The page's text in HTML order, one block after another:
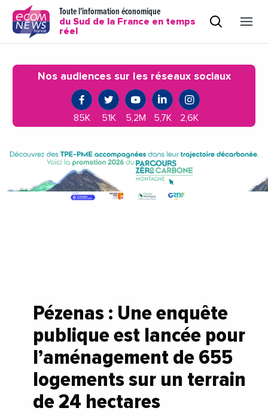
Toute l'information économique
du Sud de la France en temps
réel
Nos audiences sur les réseaux sociaux
85K 51K 5,2M 5,7K 2,6K
Pézenas : Une enquête
publique est lancée pour
l’aménagement de 655
logements sur un terrain
de 24 hectares